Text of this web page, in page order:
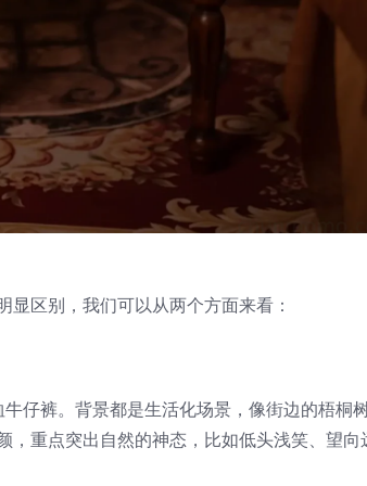
区别，我们可以从两个方面来看：
仔裤。背景都是生活化场景，像街边的梧桐
，重点突出自然的神态，比如低头浅笑、望向